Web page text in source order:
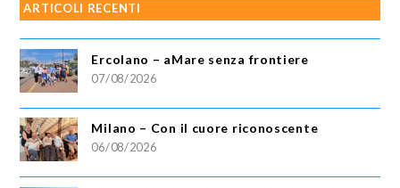
ARTICOLI RECENTI
Ercolano – aMare senza frontiere
07/08/2026
Milano – Con il cuore riconoscente
06/08/2026